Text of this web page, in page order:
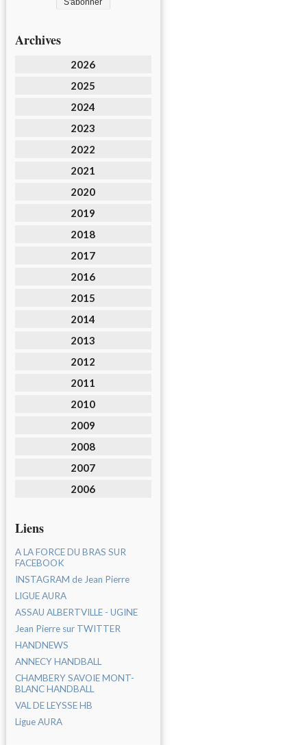
Archives
2026
2025
2024
2023
2022
2021
2020
2019
2018
2017
2016
2015
2014
2013
2012
2011
2010
2009
2008
2007
2006
Liens
A LA FORCE DU BRAS SUR
FACEBOOK
INSTAGRAM de Jean Pierre
LIGUE AURA
ASSAU ALBERTVILLE - UGINE
Jean Pierre sur TWITTER
HANDNEWS
ANNECY HANDBALL
CHAMBERY SAVOIE MONT-
BLANC HANDBALL
VAL DE LEYSSE HB
Ligue AURA